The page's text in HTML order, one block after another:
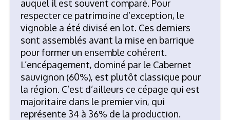
auquel il est souvent comparé. Pour
respecter ce patrimoine d’exception, le
vignoble a été divisé en lot. Ces derniers
sont assemblés avant la mise en barrique
pour former un ensemble cohérent.
L’encépagement, dominé par le Cabernet
sauvignon (60%), est plutôt classique pour
la région. C’est d’ailleurs ce cépage qui est
majoritaire dans le premier vin, qui
représente 34 à 36% de la production.